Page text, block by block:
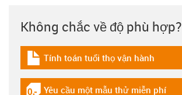
Không chắc về độ phù hợp?
igus-icon-download-plan
Tính toán tuổi thọ vận hành
Yêu cầu một mẫu thử miễn phí